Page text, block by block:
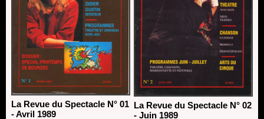
La Revue du Spectacle N° 01
- Avril 1989
La Revue du Spectacle N° 02
- Juin 1989